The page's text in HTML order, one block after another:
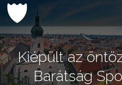
Ugrás
tartalomhoz
Kiépült az
Barátság